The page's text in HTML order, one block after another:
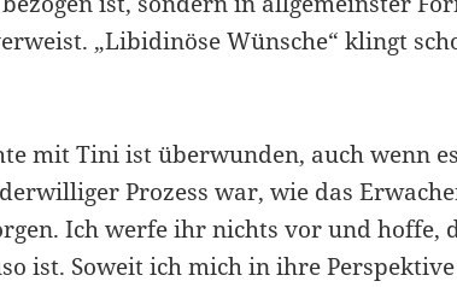
„Libidinöse Wünsche“ klingt
mit Tini ist überwunden, auch wenn
Prozess war, wie das
Ich werfe ihr nichts vor und hoffe,
ist. Soweit ich mich in ihre Perspektive